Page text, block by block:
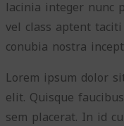
lacinia integer nunc
vel class aptent
conubia nostra
Lorem ipsum dolor
elit. Quisque
sem placerat. In id